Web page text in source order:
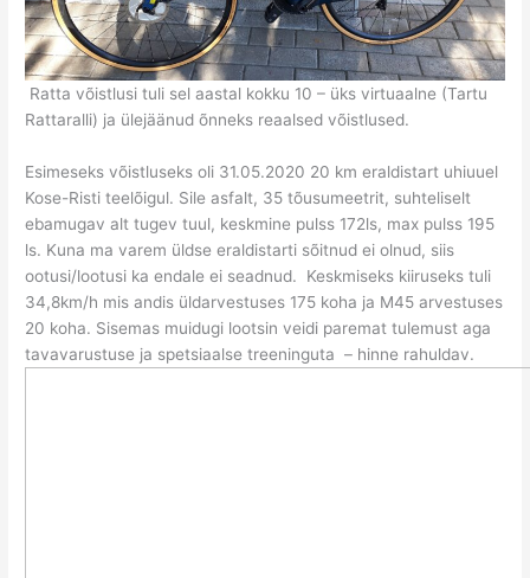
Ratta võistlusi tuli sel aastal kokku 10 – üks virtuaalne (Tartu
Rattaralli) ja ülejäänud õnneks reaalsed võistlused.
Esimeseks võistluseks oli 31.05.2020 20 km eraldistart uhiuuel
Kose-Risti teelõigul. Sile asfalt, 35 tõusumeetrit, suhteliselt
ebamugav alt tugev tuul, keskmine pulss 172ls, max pulss 195
ls. Kuna ma varem üldse eraldistarti sõitnud ei olnud, siis
ootusi/lootusi ka endale ei seadnud. Keskmiseks kiiruseks tuli
34,8km/h mis andis üldarvestuses 175 koha ja M45 arvestuses
20 koha. Sisemas muidugi lootsin veidi paremat tulemust aga
tavavarustuse ja spetsiaalse treeninguta – hinne rahuldav.